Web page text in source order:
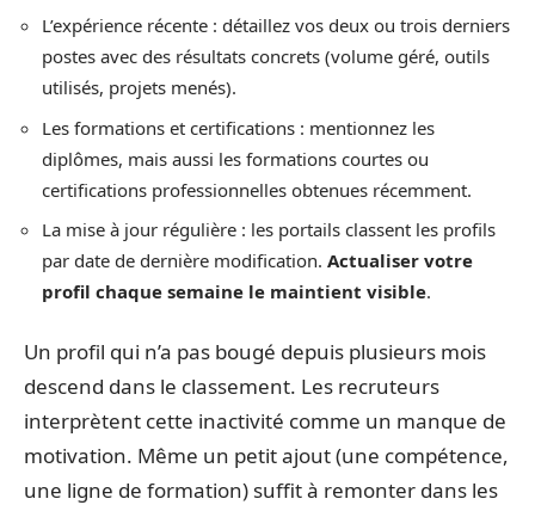
L’expérience récente : détaillez vos deux ou trois derniers
postes avec des résultats concrets (volume géré, outils
utilisés, projets menés).
Les formations et certifications : mentionnez les
diplômes, mais aussi les formations courtes ou
certifications professionnelles obtenues récemment.
La mise à jour régulière : les portails classent les profils
par date de dernière modification. Actualiser votre
profil chaque semaine le maintient visible.
Un profil qui n’a pas bougé depuis plusieurs mois
descend dans le classement. Les recruteurs
interprètent cette inactivité comme un manque de
motivation. Même un petit ajout (une compétence,
une ligne de formation) suffit à remonter dans les